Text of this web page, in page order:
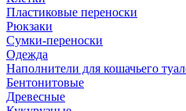
Пластиковые переноски
Рюкзаки
Сумки-переноски
Одежда
Наполнители для кошачьего
Бентонитовые
Древесные